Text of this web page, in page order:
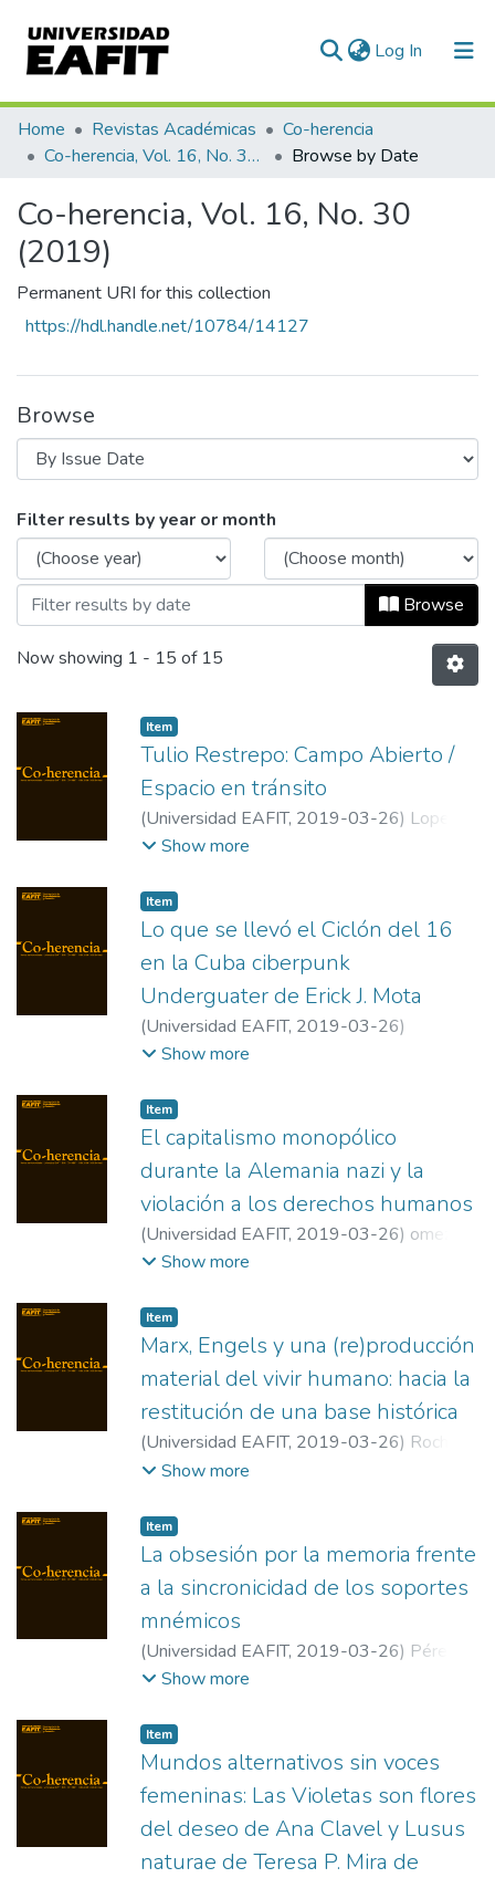
Log In (current)
Communities & Collections
All of DSpace
Home Revistas Académicas
Co-herencia
Co-herencia, Vol. 16, No. 30 (2019)
Browse by Date
Co-herencia, Vol. 16, No. 30
(2019)
Permanent URI for this collection
https://hdl.handle.net/10784/14127
Browse
Browsing Co-herencia, Vol. 16, No. 30
Filter results by year or month
Browse
Now showing 1 - 15 of 15
Item
Tulio Restrepo: Campo Abierto /
Espacio en tránsito
(Universidad EAFIT, 2019-03-26) Lopera,
Jorge;Independent researcher and curator
Show more
Item
Lo que se llevó el Ciclón del 16
en la Cuba ciberpunk
Underguater de Erick J. Mota
(Universidad EAFIT, 2019-03-26)
Toledano Redondo, Juan C
Show more
Item
El capitalismo monopólico
durante la Alemania nazi y la
violación a los derechos humanos
(Universidad EAFIT, 2019-03-26) omez
Betancur, Milany Andrea
Universidad de Antioquia
Show more
Item
Marx, Engels y una (re)producción
material del vivir humano: hacia la
restitución de una base histórica
(Universidad EAFIT, 2019-03-26) Rocha
Antunes, Paulo Fernando
Show more
Item
La obsesión por la memoria frente
a la sincronicidad de los soportes
mnémicos
(Universidad EAFIT, 2019-03-26) Pérez
Baquero, Rafael
Show more
Item
Mundos alternativos sin voces
femeninas: Las Violetas son flores
del deseo de Ana Clavel y Lusus
naturae de Teresa P. Mira de